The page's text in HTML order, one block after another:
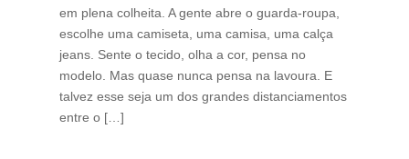
em plena colheita. A gente abre o guarda-roupa,
escolhe uma camiseta, uma camisa, uma calça
jeans. Sente o tecido, olha a cor, pensa no
modelo. Mas quase nunca pensa na lavoura. E
talvez esse seja um dos grandes distanciamentos
entre o […]